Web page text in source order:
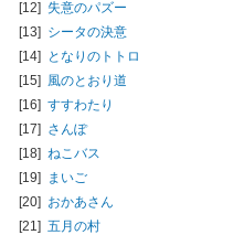
[12] 失意のパズー
[13] シータの決意
[14] となりのトトロ
[15] 風のとおり道
[16] すすわたり
[17] さんぽ
[18] ねこバス
[19] まいご
[20] おかあさん
[21] 五月の村